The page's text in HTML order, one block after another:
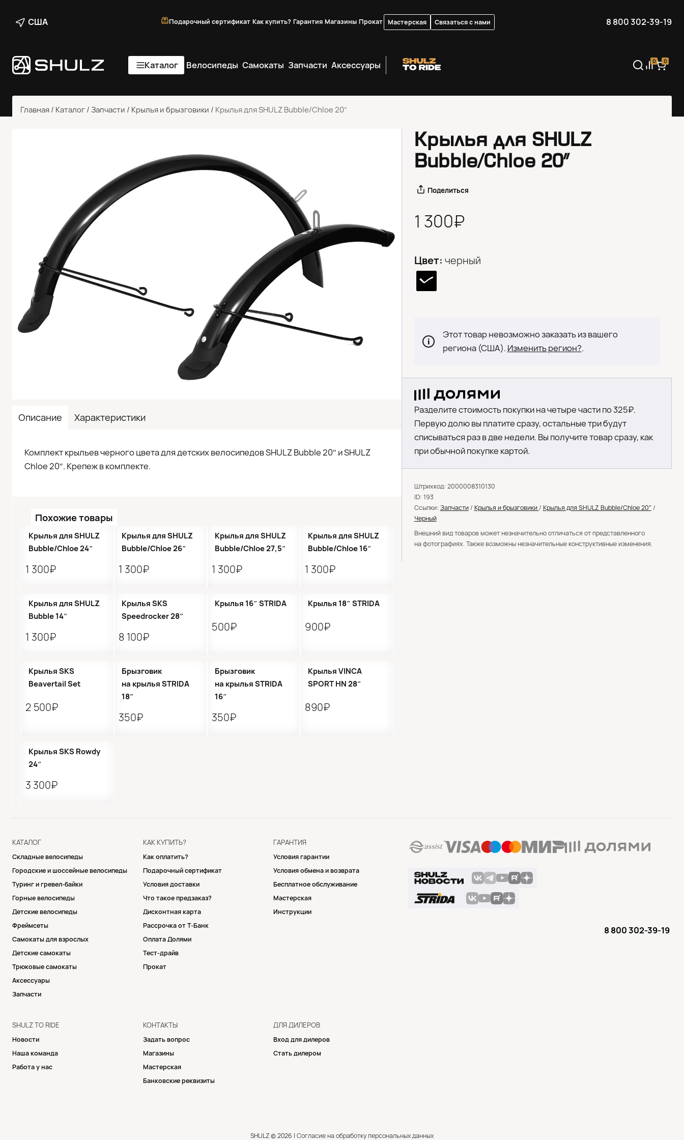
США Подарочный сертификат Как купить? Гарантия Магазины Прокат Мастерская Связаться с нами 8 800 302-39-19
Каталог Велосипеды Самокаты Запчасти Аксессуары 0 0
Главная / Каталог / Запчасти / Крылья и брызговики / Крылья для SHULZ Bubble/Chloe 20″
Описание Характеристики
Комплект крыльев черного цвета для детских велосипедов SHULZ Bubble 20″ и SHULZ
Chloe 20″. Крепеж в комплекте.
Похожие товары
Крылья для SHULZ
Bubble/Chloe 24″
1 300₽
Крылья для SHULZ
Bubble/Chloe 26″
1 300₽
Крылья для SHULZ
Bubble/Chloe 27,5″
1 300₽
Крылья для SHULZ
Bubble/Chloe 16″
1 300₽
Крылья для SHULZ
Bubble 14″
1 300₽
Крылья SKS
Speedrocker 28″
8 100₽
Крылья 16″ STRIDA
500₽
Крылья 18″ STRIDA
900₽
Крылья SKS
Beavertail Set
2 500₽
Брызговик
на крылья STRIDA
18″
350₽
Брызговик
на крылья STRIDA
16″
350₽
Крылья VINCA
SPORT HN 28″
890₽
Крылья SKS Rowdy
24″
3 300₽
Крылья для SHULZ
Bubble/Chloe 20″
Поделиться
1 300₽
Цвет: черный
Этот товар невозможно заказать из вашего
региона (США). Изменить регион?.
Разделите стоимость покупки на четыре части по 325₽.
Первую долю вы платите сразу, остальные три будут
списываться раз в две недели. Вы получите товар сразу, как
при обычной покупке картой.
Штрихкод: 2000008310130
ID: 193
Ссылки: Запчасти/ Крылья и брызговики / Крылья для SHULZ Bubble/Chloe 20″/
Черный
Внешний вид товаров может незначительно отличаться от представленного
на фотографиях. Также возможны незначительные конструктивные изменения.
КАТАЛОГ
Складные велосипеды
Городские и шоссейные велосипеды
Туринг и гревел-байки
Горные велосипеды
Детские велосипеды
Фреймсеты
Самокаты для взрослых
Детские самокаты
Трюковые самокаты
Аксессуары
Запчасти
КАК КУПИТЬ?
Как оплатить?
Подарочный сертификат
Условия доставки
Что такое предзаказ?
Дисконтная карта
Рассрочка от Т-Банк
Оплата Долями
Тест-драйв
Прокат
ГАРАНТИЯ
Условия гарантии
Условия обмена и возврата
Бесплатное обслуживание
Мастерская
Инструкции
SHULZ TO RIDE
Новости
Наша команда
Работа у нас
КОНТАКТЫ
Задать вопрос
Магазины
Мастерская
Банковские реквизиты
ДЛЯ ДИЛЕРОВ
Вход для дилеров
Стать дилером
8 800 302-39-19
SHULZ © 2026 | Согласие на обработку персональных данных